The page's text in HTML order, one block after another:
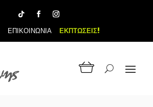
ΕΠΙΚΟΙΝΩΝΙΑ ΕΚΠΤΩΣΕΙΣ!